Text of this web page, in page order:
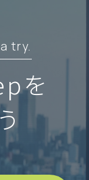
try.
を